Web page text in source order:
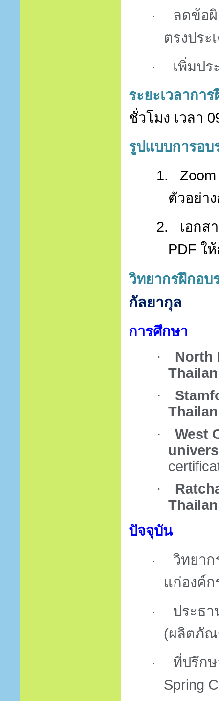
·
ลดข้อ
ตรงประ
·
เพิ่มป
ระยะเวลากา
ชั่วโมง เวลา
รูปแบบการอบ
1.
ตัวอย่า
2.
เอกส
PDF ใ
วิทยากรฝึกอบ
กัลยากุล
การศึกษา
·
North
·
·
West
·
ปัจจุบัน
·
วิทยาก
แก่องค์ก
·
ประธ
(ผลิตภั
·
ที่ปรึก
Spring